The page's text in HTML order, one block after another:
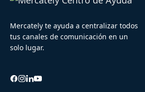
Mercately te ayuda a centralizar todos
tus canales de comunicación en un
solo lugar.